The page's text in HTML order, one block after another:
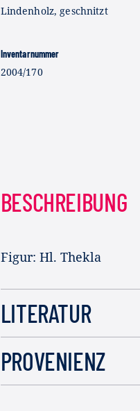
Lindenholz, geschnitzt
Inventarnummer
2004/170
BESCHREIBUNG
Figur: Hl. Thekla
LITERATUR
PROVENIENZ